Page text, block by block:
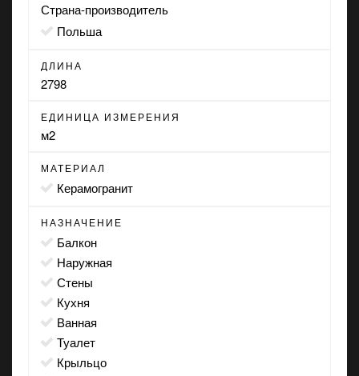
Страна-производитель
Польша
ДЛИНА
2798
ЕДИНИЦА ИЗМЕРЕНИЯ
м2
МАТЕРИАЛ
Керамогранит
НАЗНАЧЕНИЕ
балкон
наружная
стены
кухня
ванная
туалет
крыльцо